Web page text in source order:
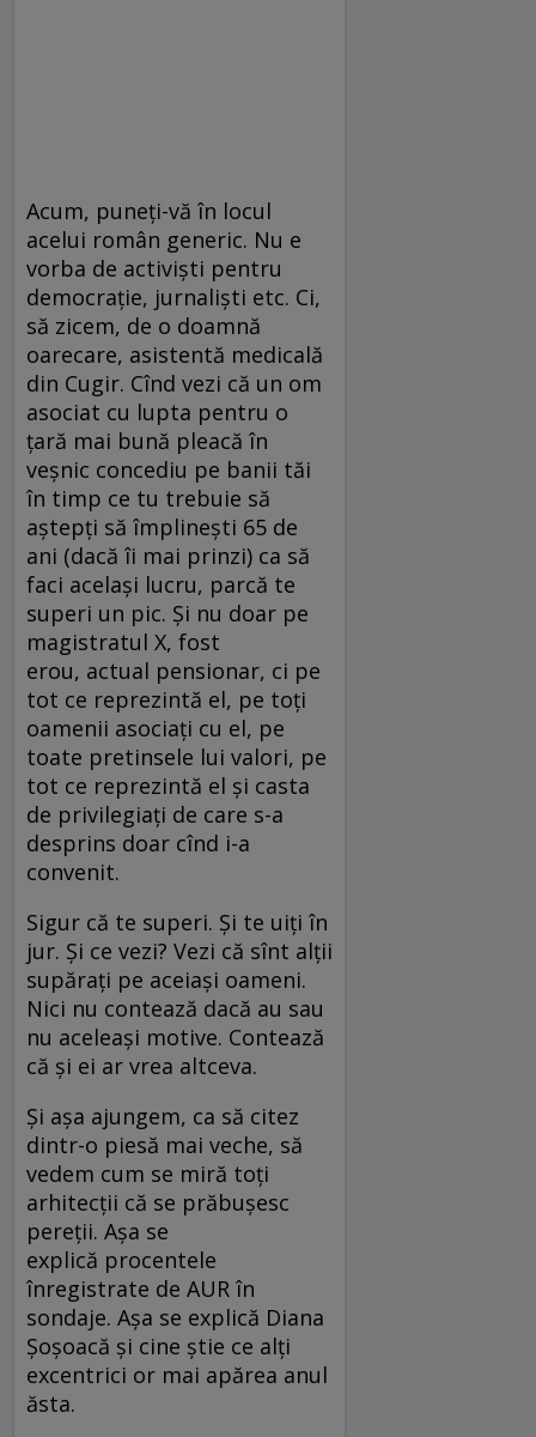
Acum, puneți-vă în locul
acelui român generic. Nu e
vorba de activiști pentru
democrație, jurnaliști etc. Ci,
să zicem, de o doamnă
oarecare, asistentă medicală
din Cugir. Cînd vezi că un om
asociat cu lupta pentru o
țară mai bună pleacă în
veșnic concediu pe banii tăi
în timp ce tu trebuie să
aștepți să împlinești 65 de
ani (dacă îi mai prinzi) ca să
faci același lucru, parcă te
superi un pic. Și nu doar pe
magistratul X, fost
erou, actual pensionar, ci pe
tot ce reprezintă el, pe toți
oamenii asociați cu el, pe
toate pretinsele lui valori, pe
tot ce reprezintă el și casta
de privilegiați de care s-a
desprins doar cînd i-a
convenit.
Sigur că te superi. Și te uiți în
jur. Și ce vezi? Vezi că sînt alții
supărați pe aceiași oameni.
Nici nu contează dacă au sau
nu aceleași motive. Contează
că și ei ar vrea altceva.
Și așa ajungem, ca să citez
dintr-o piesă mai veche, să
vedem cum se miră toți
arhitecții că se prăbușesc
pereții. Așa se
explică procentele
înregistrate de AUR în
sondaje. Așa se explică Diana
Șoșoacă și cine știe ce alți
excentrici or mai apărea anul
ăsta.